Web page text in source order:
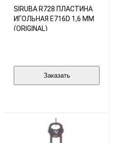
SIRUBA R728 ПЛАСТИНА
ИГОЛЬНАЯ E716D 1,6 ММ
(ORIGINAL)
Заказать